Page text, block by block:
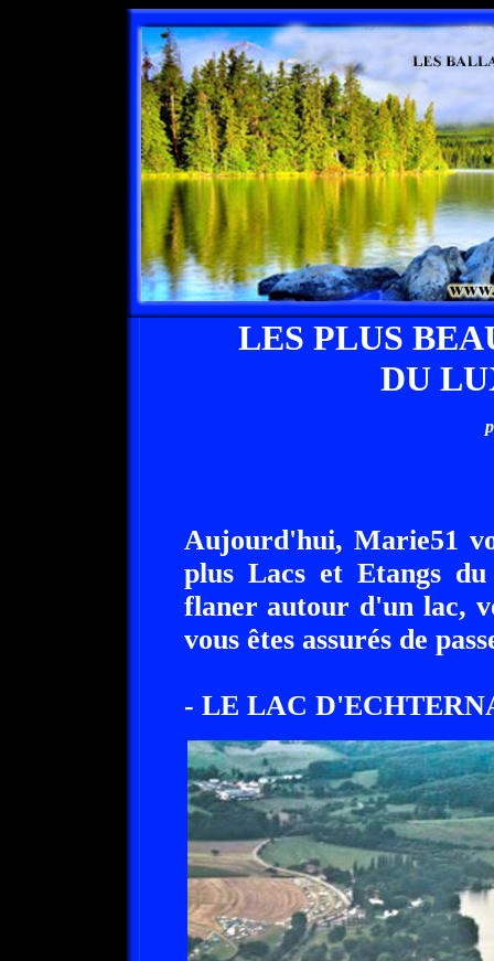
LES PLUS
DU
Aujourd'hui, Marie51
plus Lacs et Etangs
flaner autour d'un lac,
vous êtes assurés de
- LE LAC